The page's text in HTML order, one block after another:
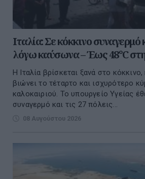
Ιταλία: Σε κόκκινο συναγερμό
λόγω καύσωνα – Έως 48°C
Η Ιταλία βρίσκεται ξανά στο
βιώνει το τέταρτο και ισχυρότερο
καλοκαιριού. Το υπουργείο Υγείας
συναγερμό και τις 27 πόλεις...
08 Αυγούστου 2026